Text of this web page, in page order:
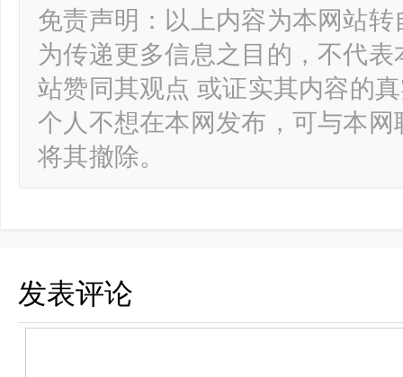
免责声明：以上内容为本网站
为传递更多信息之目的，不代
站赞同其观点 或证实其内容的
个人不想在本网发布，可与本
将其撤除。
发表评论